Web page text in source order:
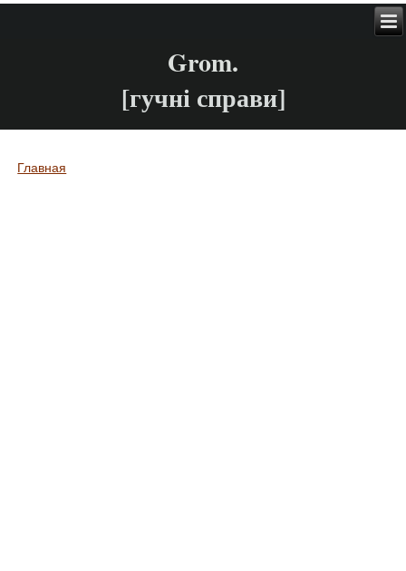
Grom.
[гучні справи]
Вы здесь
Главная